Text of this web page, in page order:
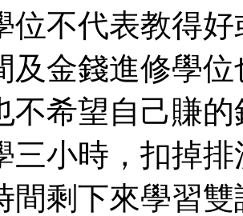
位不代表教得
及金錢進修學
不希望自己賺
三小時，扣掉
間剩下來學習